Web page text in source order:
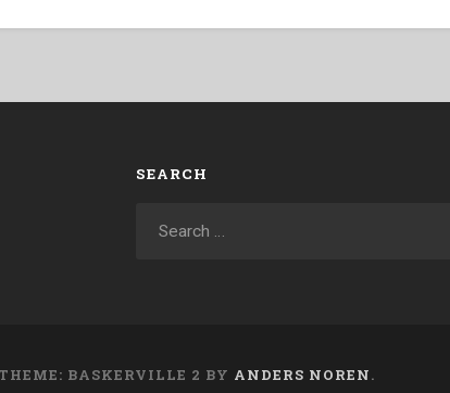
SEARCH
THEME: BASKERVILLE 2 BY ANDERS NOREN.